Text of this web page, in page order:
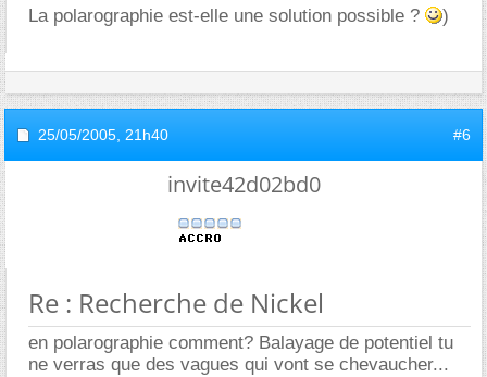
La polarographie est-elle une solution possible ? )
25/05/2005, 21h40 #6
invite42d02bd0
Re : Recherche de Nickel
en polarographie comment? Balayage de potentiel tu
ne verras que des vagues qui vont se chevaucher...